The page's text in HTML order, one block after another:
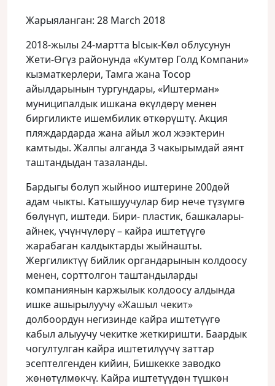
Жарыяланган: 28 March 2018
2018-жылы 24-мартта Ысык-Көл облусунун
Жети-Өгүз районунда «Кумтөр Голд Компани»
кызматкерлери, Тамга жана Тосор
айылдарынын тургундары, «Иштерман»
муниципалдык ишкана өкүлдөрү менен
биргиликте ишембилик өткөрүштү. Акция
пляждардарда жана айыл жол жээктерин
камтыды. Жалпы алганда 3 чакырымдай аянт
таштандыдан тазаланды.
Бардыгы болуп жыйноо иштерине 200дөй
адам чыкты. Катышуучулар бир нече түзүмгө
бөлүнүп, иштеди. Бири- пластик, башкалары-
айнек, үчүнчүлөрү – кайра иштетүүгө
жарабаган калдыктарды жыйнашты.
Жергиликтүү бийлик органдарынын колдоосу
менен, сорттолгон таштандыларды
компаниянын каржылык колдоосу алдында
ишке ашырылуучу «Жашыл чекит»
долбоордун негизинде кайра иштетүүгө
кабыл алыуучу чекитке жеткиришти. Баардык
чогултулган кайра иштетилүүчү заттар
эсептелгенден кийин, Бишкекке заводко
жөнөтүлмөкчү. Кайра иштетүүдөн түшкөн